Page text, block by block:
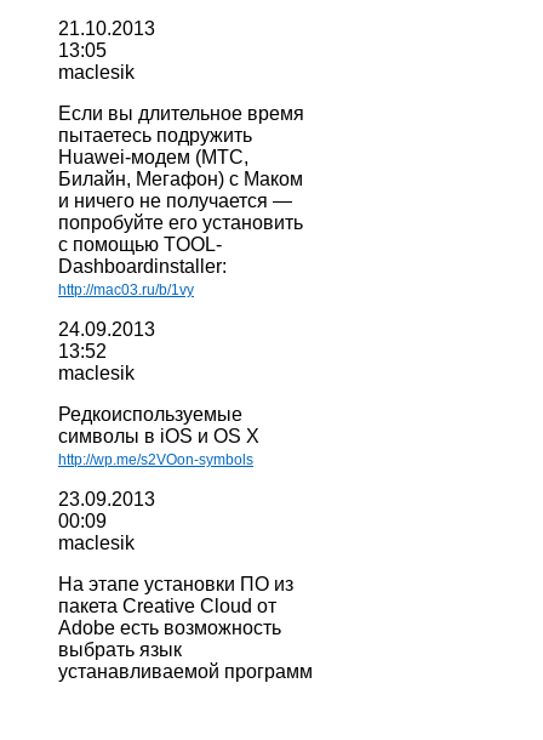
21.10.2013
13:05
maclesik
Если вы длительное время
пытаетесь подружить
Huawei-модем (МТС,
Билайн, Мегафон) с Маком
и ничего не получается —
попробуйте его установить
с помощью TOOL-
Dashboardinstaller:
http://mac03.ru/b/1vy
24.09.2013
13:52
maclesik
Редкоиспользуемые
символы в iOS и OS X
http://wp.me/s2VOon-symbols
23.09.2013
00:09
maclesik
На этапе установки ПО из
пакета Creative Cloud от
Adobe есть возможность
выбрать язык
устанавливаемой программ